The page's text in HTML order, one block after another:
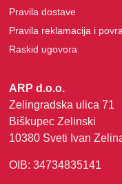
Pravila dostave
Pravila reklamacija i
Raskid ugovora
ARP d.o.o.
Zelingradska ulica 71
Biškupec Zelinski
10380 Sveti Ivan
OIB: 34734835141